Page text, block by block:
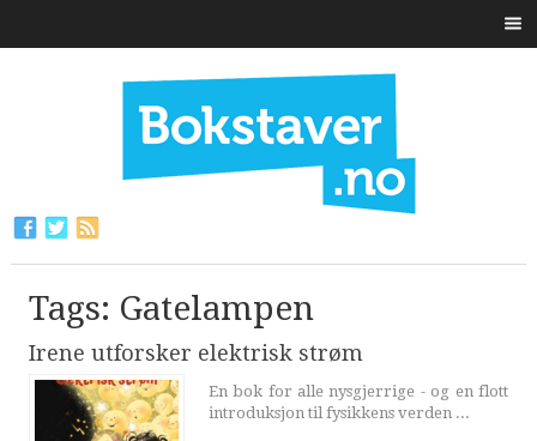
Tags: Gatelampen
Irene utforsker elektrisk strøm
En bok for alle nysgjerrige - og en flott
introduksjon til fysikkens verden ...